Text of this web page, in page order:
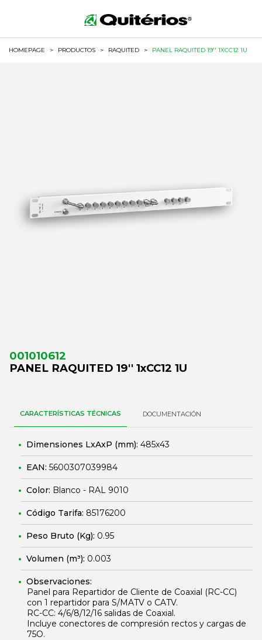
HOMEPAGE > PRODUCTOS > RAQUITED > PANEL RAQUITED 19'' 1XCC12 1U
001010612
PANEL RAQUITED 19'' 1xCC12 1U
CARACTERÍSTICAS TÉCNICAS DOCUMENTACIÓN
Dimensiones LxAxP (mm): 485x43
EAN: 5600307039984
Color: Blanco - RAL 9010
Código Tarifa: 85176200
Peso Bruto (Kg): 0.95
Volumen (m³): 0.003
Observaciones:
Panel para Repartidor de Cliente de Coaxial (RC-CC)
con 1 repartidor para S/MATV o CATV.
RC-CC: 4/6/8/12/16 salidas de Coaxial.
Incluye conectores de compresión rectos y cargas de
75O.